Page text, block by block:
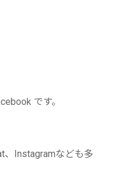
です。
、Instagramなども多